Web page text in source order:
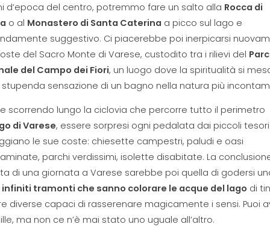
d’epoca del centro, potremmo fare un salto alla Rocca di
o al Monastero di Santa Caterina a picco sul lago e
suggestivo. Ci piacerebbe poi inerpicarsi
del Sacro Monte di Varese, custodito tra i rilievi del
del Campo dei Fiori, un luogo dove la spiritualità si
sensazione di un bagno nella natura più
scorrendo lungo la ciclovia che percorre tutto il perimetro
di Varese, essere sorpresi ogni pedalata dai piccoli
le sue coste: chiesette campestri, paludi e oasi
parchi verdissimi, isolette disabitate. La
di una giornata a Varese sarebbe poi quella di godersi
infiniti tramonti che sanno colorare le acque del lago di
diverse capaci di rasserenare magicamente i sensi. Puoi
ma non ce n’è mai stato uno uguale all’altro.